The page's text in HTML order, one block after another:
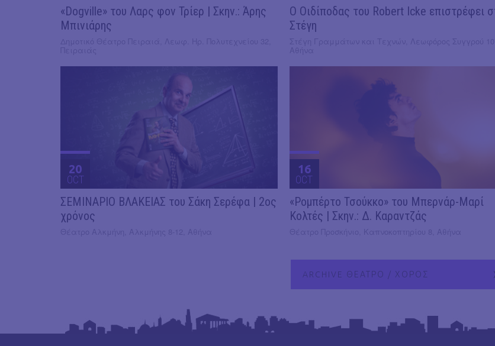
«Dogville» του Λαρς φον Τρίερ | Σκην.: Άρης
Μπινιάρης
O Οιδίποδας του Robert Icke επιστρέφει
Στέγη
20
OCT
ΣΕΜΙΝΑΡΙΟ ΒΛΑΚΕΙΑΣ του Σάκη Σερέφα | 2ος
χρόνος
16
OCT
«Ρομπέρτο Τσούκκο» του Μπερνάρ-Μαρί
Κολτές | Σκην.: Δ. Καραντζάς
ARCHIVE ΘΕΑΤΡΟ / ΧΟΡΟΣ